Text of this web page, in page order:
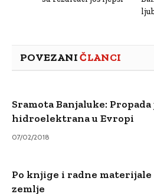
POVEZANIČLANCI
Sramota Banjaluke:
hidroelektrana u Evropi
07/02/2018
Po knjige i radne materijale
zemlje